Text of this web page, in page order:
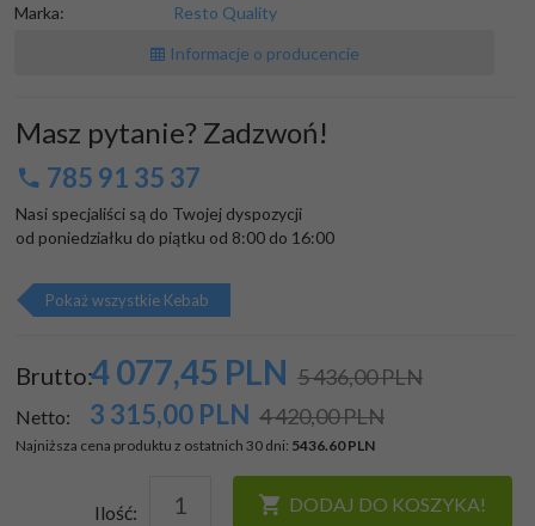
Marka:
Resto Quality
Informacje o producencie
Masz pytanie? Zadzwoń!
785 91 35 37
Nasi specjaliści są do Twojej dyspozycji
od poniedziałku do piątku od 8:00 do 16:00
Pokaż wszystkie Kebab
Brutto:4 077,45 PLN 5 436,00 PLN
Netto: 3 315,00 PLN 4 420,00 PLN
Najniższa cena produktu z ostatnich 30 dni: 5436.60 PLN
Ilość: DODAJ DO KOSZYKA!